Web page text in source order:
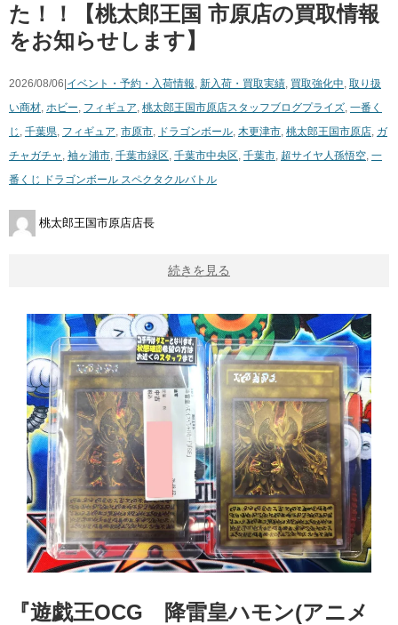
た！！【桃太郎王国 市原店の買取情報
をお知らせします】
2026/08/06|イベント・予約・入荷情報 新入荷・買取実績 買取強化中 取り扱
い商材 ホビー フィギュア 桃太郎王国市原店スタッフブログプライズ 一番く
じ 千葉県 フィギュア 市原市 ドラゴンボール 木更津市 桃太郎王国市原店 ガ
チャガチャ 袖ヶ浦市 千葉市緑区 千葉市中央区 千葉市 超サイヤ人孫悟空 一
番くじ ドラゴンボール スペクタクルバトル
桃太郎王国市原店店長
続きを見る
『遊戯王OCG 降雷皇ハモン(アニメ